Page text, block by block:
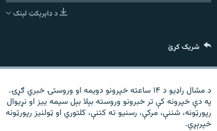
د ازادې اروپا راډیو ټولې ووبپاڼې
د ډاېرېکټ لېنک
شریک کړئ
د مشال راډیو د ۱۴ ساعته خپرونو دویمه او وروستۍ خبري ګړۍ.
په دې خپرونه کې تر خبرونو وروسته بېلا بېل سیمه ییز او نړیوال
رپورټونه، شننې، مرکې، رسنیو ته کتنې، کلتوري او ټولنیز رپورټونه
خپرېږي.